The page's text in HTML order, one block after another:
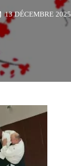
13 DÉCEMBRE 2025